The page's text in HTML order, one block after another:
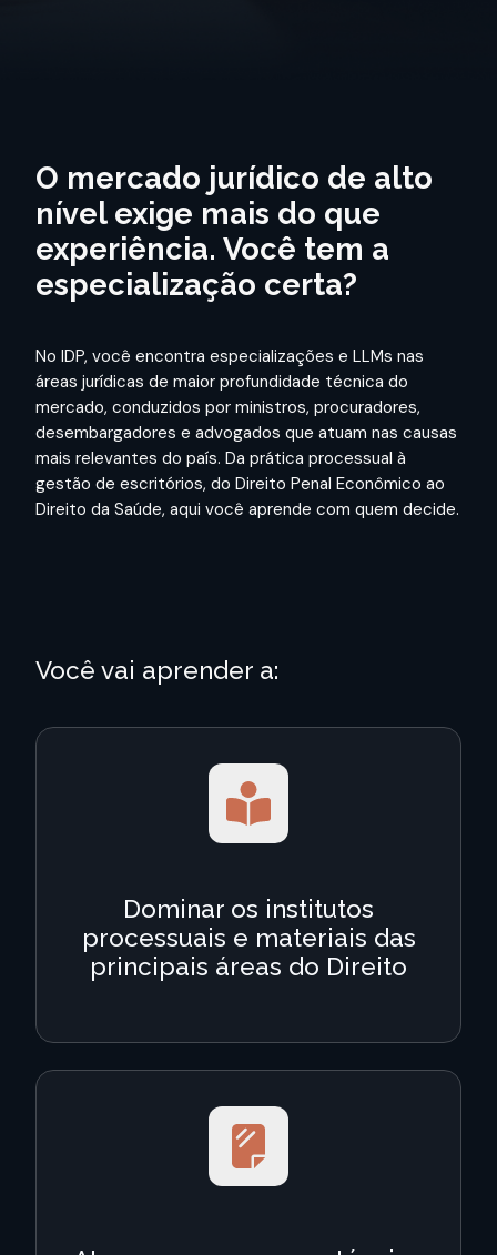
O mercado jurídico de alto
nível exige mais do que
experiência. Você tem a
especialização certa?
No IDP, você encontra especializações e LLMs nas
áreas jurídicas de maior profundidade técnica do
mercado, conduzidos por ministros, procuradores,
desembargadores e advogados que atuam nas causas
mais relevantes do país. Da prática processual à
gestão de escritórios, do Direito Penal Econômico ao
Direito da Saúde, aqui você aprende com quem decide.
Você vai aprender a:
Dominar os institutos
processuais e materiais das
principais áreas do Direito